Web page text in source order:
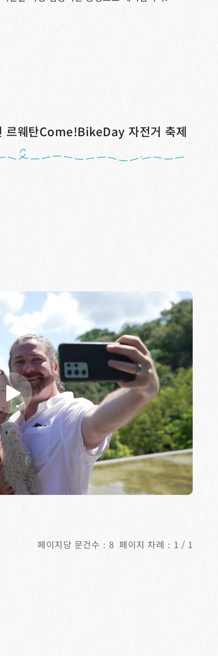
르웨탄Come!BikeDay 자전거 축제
페이지당 문건수：8 페이지 차례：1 / 1